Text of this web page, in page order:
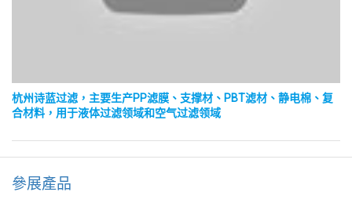
杭州诗蓝过滤，主要生产PP滤膜、支撑材、PBT滤材、静电棉、复
合材料，用于液体过滤领域和空气过滤领域
參展產品